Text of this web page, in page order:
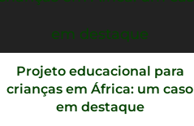
Projeto educacional para
crianças em África: um caso
em destaque